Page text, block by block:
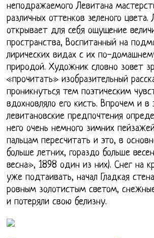
неподражаемого Левитана
различных оттенков зеленого
открывает для себя ощущение
пространства, Воспитанный на
лирических видах с их по-
природой. Художник словно зовет
«прочитать» изобразительный
проникнуться тем поэтическим
вдохновляло его кисть. Впрочем и в
левитановские предпочтения
него очень немного зимних
пальцам пересчитать и это, в
больше летних, гораздо больше
весна», 1898 один из них). Снег на
уже подтаивать, начал Гладкая
ровным золотистым светом,
и потеряли свою белизну.